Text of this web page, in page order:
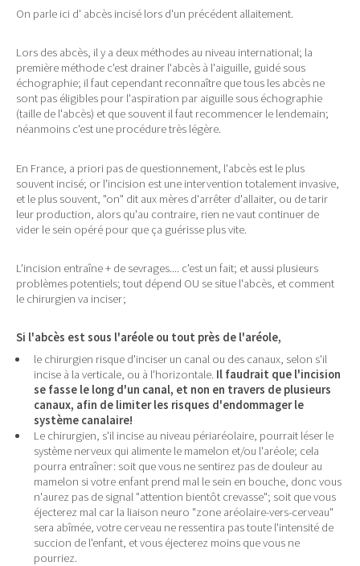
On parle ici d' abcès incisé lors d'un précédent allaitement.
Lors des abcès, il y a deux méthodes au niveau international; la
première méthode c'est drainer l'abcès à l'aiguille, guidé sous
échographie; il faut cependant reconnaître que tous les abcès ne
sont pas éligibles pour l'aspiration par aiguille sous échographie
(taille de l'abcès) et que souvent il faut recommencer le lendemain;
néanmoins c'est une procédure très légère.
En France, a priori pas de questionnement, l'abcès est le plus
souvent incisé; or l'incision est une intervention totalement invasive,
et le plus souvent, "on" dit aux mères d'arrêter d'allaiter, ou de tarir
leur production, alors qu'au contraire, rien ne vaut continuer de
vider le sein opéré pour que ça guérisse plus vite.
L'incision entraîne + de sevrages.... c'est un fait; et aussi plusieurs
problèmes potentiels; tout dépend OU se situe l'abcès, et comment
le chirurgien va inciser;
Si l'abcès est sous l'aréole ou tout près de l'aréole,
le chirurgien risque d'inciser un canal ou des canaux, selon s'il
incise à la verticale, ou à l'horizontale. Il faudrait que l'incision
se fasse le long d'un canal, et non en travers de plusieurs
canaux, afin de limiter les risques d'endommager le
système canalaire!
Le chirurgien, s'il incise au niveau périaréolaire, pourrait léser le
système nerveux qui alimente le mamelon et/ou l'aréole; cela
pourra entraîner: soit que vous ne sentirez pas de douleur au
mamelon si votre enfant prend mal le sein en bouche, donc vous
n'aurez pas de signal "attention bientôt crevasse"; soit que vous
éjecterez mal car la liaison neuro "zone aréolaire-vers-cerveau"
sera abîmée, votre cerveau ne ressentira pas toute l'intensité de
succion de l'enfant, et vous éjecterez moins que vous ne
pourriez.